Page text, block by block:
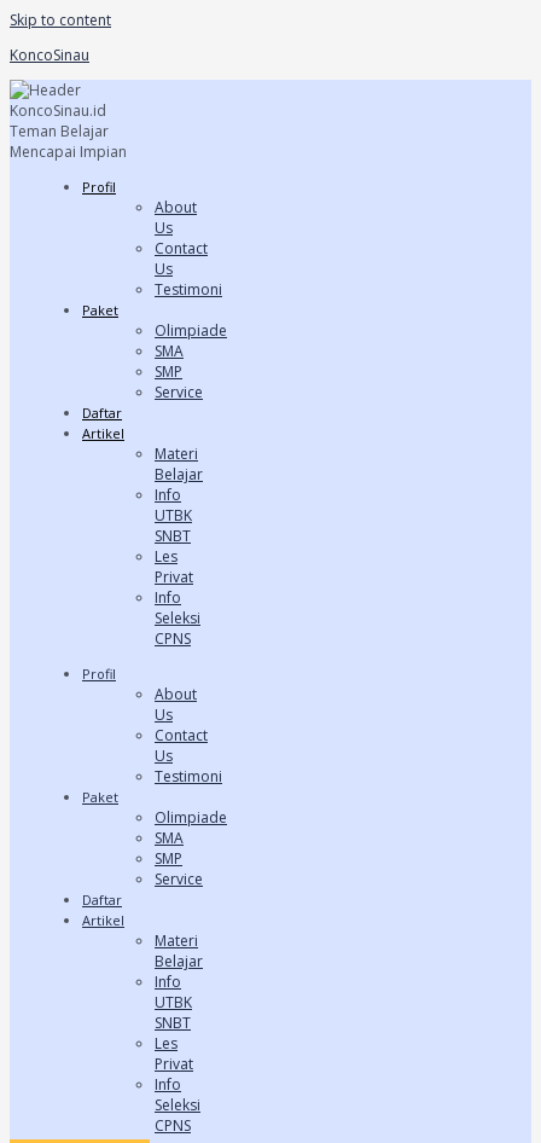
Skip to content
KoncoSinau
Profil
About
Us
Contact
Us
Testimoni
Paket
Olimpiade
SMA
SMP
Service
Daftar
Artikel
Materi
Belajar
Info
UTBK
SNBT
Les
Privat
Info
Seleksi
CPNS
Profil
About
Us
Contact
Us
Testimoni
Paket
Olimpiade
SMA
SMP
Service
Daftar
Artikel
Materi
Belajar
Info
UTBK
SNBT
Les
Privat
Info
Seleksi
CPNS